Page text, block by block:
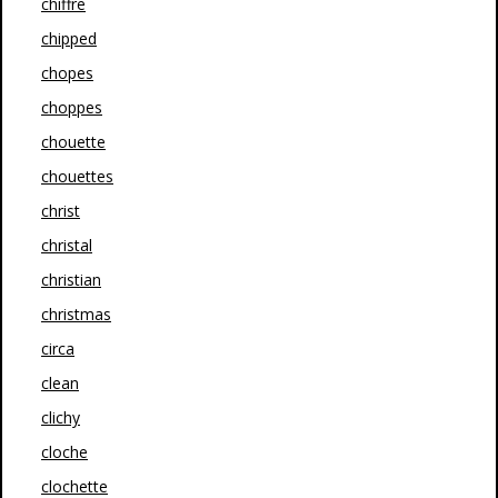
chipped
chopes
choppes
chouette
chouettes
christ
christal
christian
christmas
circa
clean
clichy
cloche
clochette